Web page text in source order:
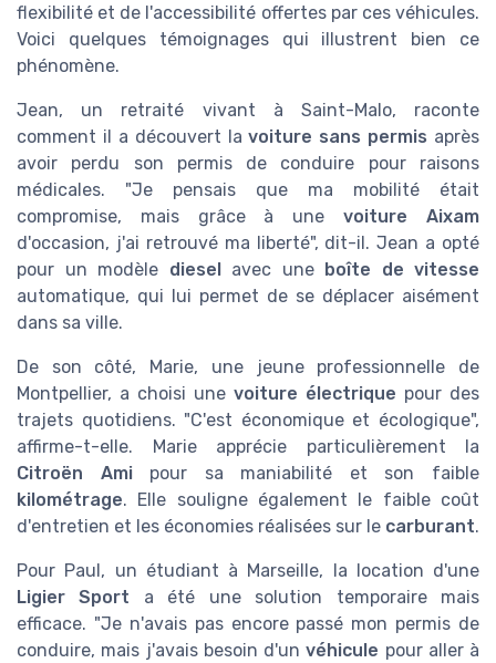
flexibilité et de l'accessibilité offertes par ces véhicules.
Voici quelques témoignages qui illustrent bien ce
phénomène.
Jean, un retraité vivant à Saint-Malo, raconte
comment il a découvert lavoiture sans permis après
avoir perdu son permis de conduire pour raisons
médicales. "Je pensais que ma mobilité était
compromise, mais grâce à unevoiture Aixam
d'occasion, j'ai retrouvé ma liberté", dit-il. Jean a opté
pour un modèle diesel avec une
boîte de vitesse
automatique, qui lui permet de se déplacer aisément
dans sa ville.
De son côté, Marie, une jeune professionnelle de
Montpellier, a choisi une voiture électrique pour des
trajets quotidiens. "C'est économique et écologique",
affirme-t-elle. Marie apprécie particulièrement la
Citroën Amipour sa maniabilité et son faible
kilométrage. Elle souligne également le faible coût
d'entretien et les économies réalisées sur le carburant.
Pour Paul, un étudiant à Marseille, la location d'une
Ligier Sport a été une solution temporaire mais
efficace. "Je n'avais pas encore passé mon permis de
conduire, mais j'avais besoin d'unvéhicule pour aller à